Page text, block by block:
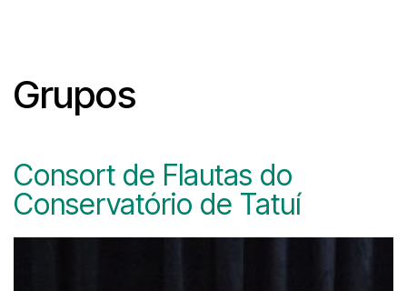
Grupos
Consort de Flautas do
Conservatório de Tatuí